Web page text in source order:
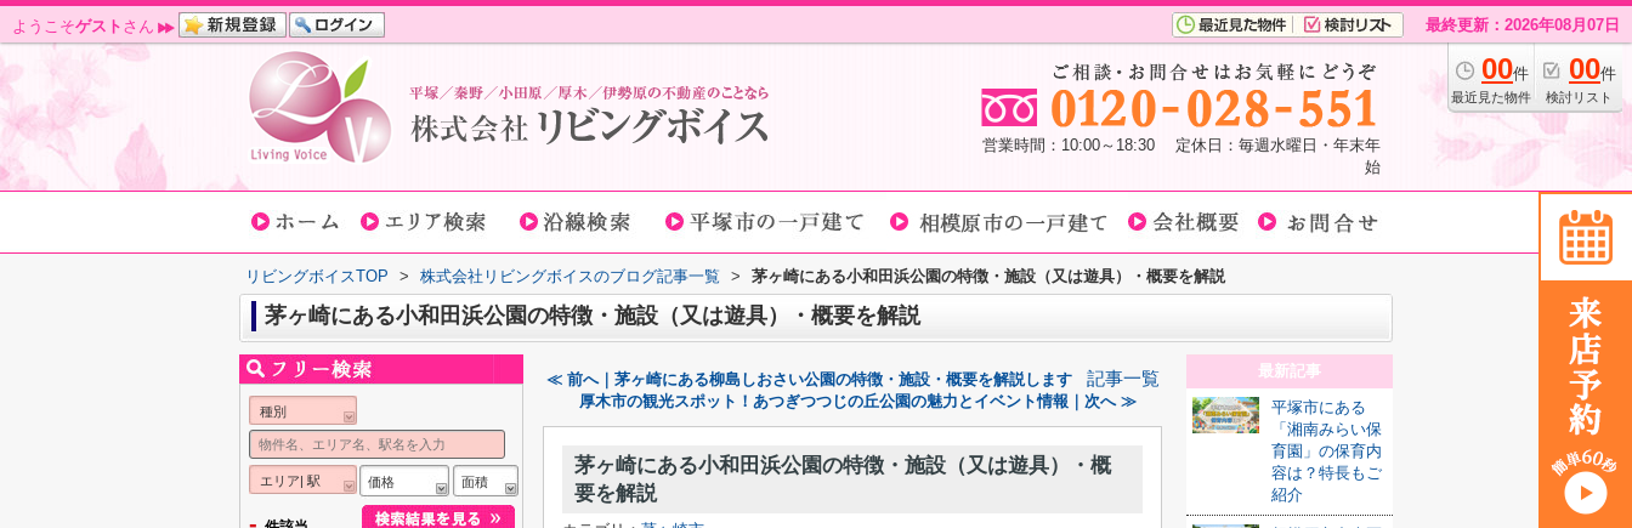
ようこそゲスト さん 最終更新：2026年08月07日
00件
最近見た物件
00件
検討リスト
営業時間：10:00～18:30 定休日：毎週水曜日・年末年
始
リビングボイスTOP > 株式会社リビングボイスのブログ記事一覧 > 茅ヶ崎にある小和田浜公園の特徴・施設（又は遊具）・概要を解説
茅ヶ崎にある小和田浜公園の特徴・施設（又は遊具）・概要を解説
≪ 前へ｜茅ヶ崎にある柳島しおさい公園の特徴・施設・概要を解説します 記事一覧
厚木市の観光スポット！あつぎつつじの丘公園の魅力とイベント情報｜次へ ≫
茅ヶ崎にある小和田浜公園の特徴・施設（又は遊具）・概
要を解説
最新記事
平塚市にある
「湘南みらい保
育園」の保育内
容は？特長もご
紹介
種別
エリア| 駅 価格 面積